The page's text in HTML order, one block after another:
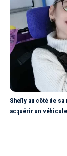
Sheïly au côté de
acquérir un